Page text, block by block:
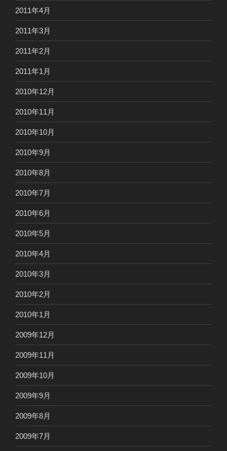
2011年4月
2011年3月
2011年2月
2011年1月
2010年12月
2010年11月
2010年10月
2010年9月
2010年8月
2010年7月
2010年6月
2010年5月
2010年4月
2010年3月
2010年2月
2010年1月
2009年12月
2009年11月
2009年10月
2009年9月
2009年8月
2009年7月